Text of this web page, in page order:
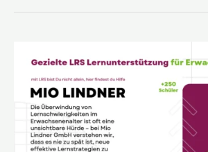
LRS
Lernunterstützung
für
Erwachsene